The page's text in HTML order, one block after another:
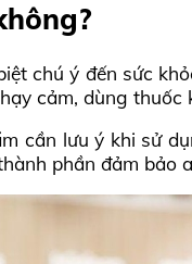
chú ý đến sức
cảm, dùng
cần lưu ý khi sử
phần đảm bảo